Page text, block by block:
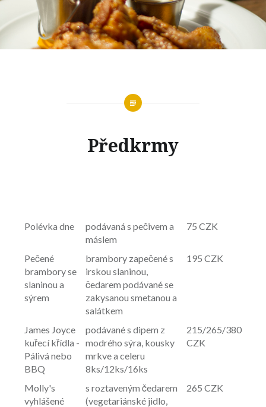
Předkrmy
Polévka dne
podávaná s pečivem a
máslem
75 CZK
Pečené
brambory se
slaninou a
sýrem
brambory zapečené s
irskou slaninou,
čedarem podávané se
zakysanou smetanou a
salátkem
195 CZK
James Joyce
kuřecí křídla -
Pálivá nebo
BBQ
podávané s dipem z
modrého sýra, kousky
mrkve a celeru
8ks/12ks/16ks
215/265/380
CZK
Molly's
vyhlášené
s roztaveným čedarem
(vegetariánské jidlo,
265 CZK